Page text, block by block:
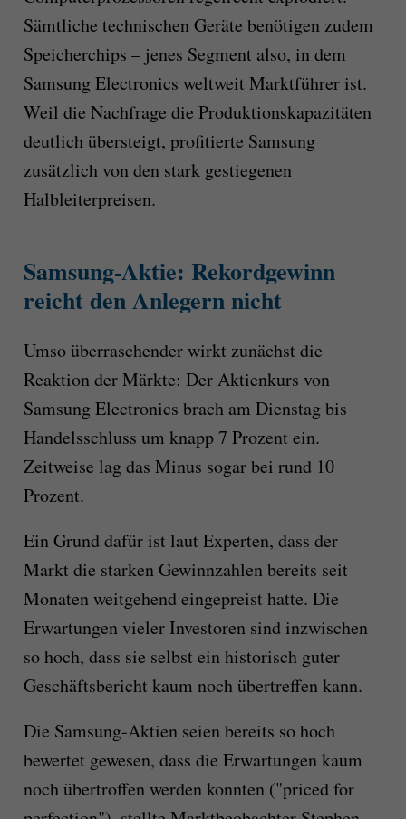
Sämtliche technischen Geräte benötigen zudem
Speicherchips – jenes Segment also, in dem
Samsung Electronics weltweit Marktführer ist.
Weil die Nachfrage die Produktionskapazitäten
deutlich übersteigt, profitierte Samsung
zusätzlich von den stark gestiegenen
Halbleiterpreisen.
Samsung-Aktie: Rekordgewinn
reicht den Anlegern nicht
Umso überraschender wirkt zunächst die
Reaktion der Märkte: Der Aktienkurs von
Samsung Electronics brach am Dienstag bis
Handelsschluss um knapp 7 Prozent ein.
Zeitweise lag das Minus sogar bei rund 10
Prozent.
Ein Grund dafür ist laut Experten, dass der
Markt die starken Gewinnzahlen bereits seit
Monaten weitgehend eingepreist hatte. Die
Erwartungen vieler Investoren sind inzwischen
so hoch, dass sie selbst ein historisch guter
Geschäftsbericht kaum noch übertreffen kann.
Die Samsung-Aktien seien bereits so hoch
bewertet gewesen, dass die Erwartungen kaum
noch übertroffen werden konnten ("priced for